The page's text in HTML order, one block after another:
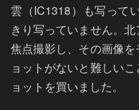
雲（IC1318）も写って
きり写っていません。
焦点撮影し、その画像
ョットがないと難しい
ョットを買いました。